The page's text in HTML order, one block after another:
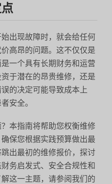
出现故障时，就会给任何
高昂的问题。这不仅仅是
一个具有长期财务和运营
于潜在的昂贵维修，还是
的决定可能导致成本上
安全。
本指南将帮助您权衡维修
保您根据实践预算做出最
出最初的维修报价，探讨
务启发式、安全合规性和
这一主题，请参阅我们的